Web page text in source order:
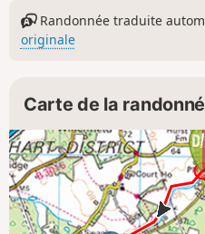
Randonnée traduite
originale
Carte de la